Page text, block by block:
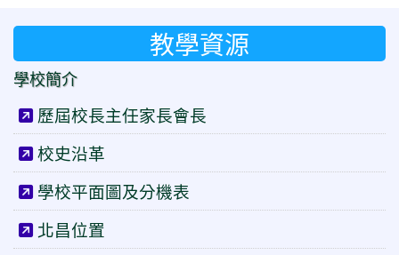
教學資源
學校簡介
歷屆校長主任家長會長
校史沿革
學校平面圖及分機表
北昌位置